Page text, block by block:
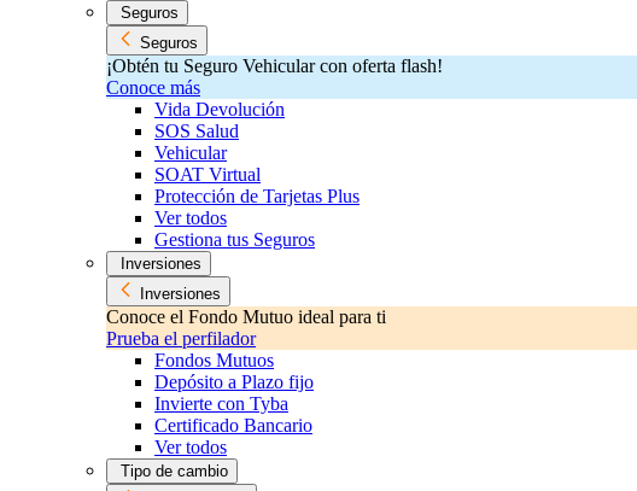
Seguros
Seguros
¡Obtén tu Seguro Vehicular con oferta flash!
Conoce más
Vida Devolución
SOS Salud
Vehicular
SOAT Virtual
Protección de Tarjetas Plus
Ver todos
Gestiona tus Seguros
Inversiones
Inversiones
Conoce el Fondo Mutuo ideal para ti
Prueba el perfilador
Fondos Mutuos
Depósito a Plazo fijo
Invierte con Tyba
Certificado Bancario
Ver todos
Tipo de cambio